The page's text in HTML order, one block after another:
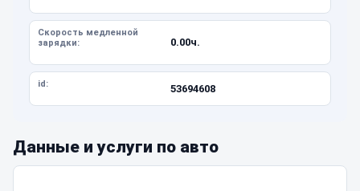
Скорость медленной
зарядки:
0.00ч.
id: 53694608
Данные и услуги по авто